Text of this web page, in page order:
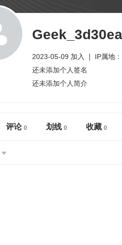
Geek_3d30ea
2023-05-09 加入
IP属地
还未添加个人签名
还未添加个人简介
评论 划线 收藏
